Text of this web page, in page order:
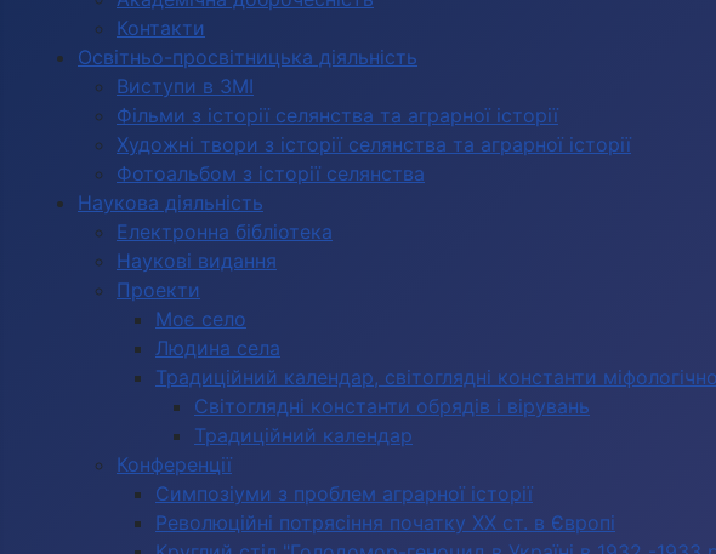
Контакти
Освітньо-просвітницька діяльність
Виступи в ЗМІ
Фільми з історії селянства та аграрної історії
Художні твори з історії селянства та аграрної історії
Фотоальбом з історії селянства
Наукова діяльність
Електронна бібліотека
Наукові видання
Проекти
Моє село
Людина села
Традиційний календар, світоглядні константи
Світоглядні константи обрядів і вірувань
Традиційний календар
Конференції
Симпозіуми з проблем аграрної історії
Революційні потрясіння початку ХХ ст. в Європі